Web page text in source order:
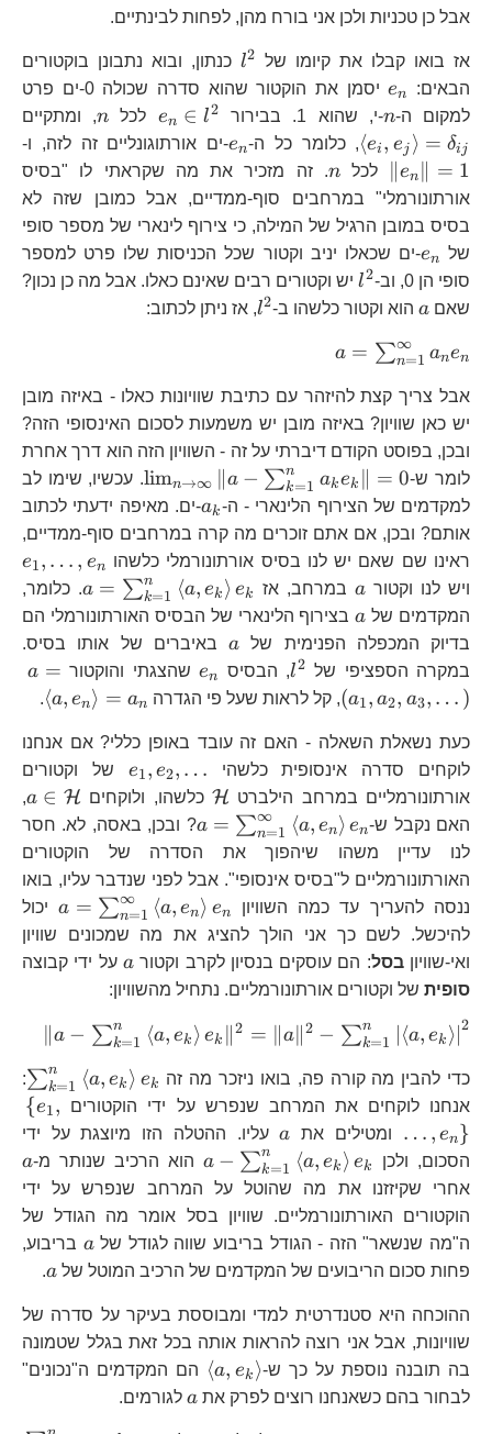
אבל כן טכניות ולכן אני בורח מהן, לפחות לבינתיים.
אז בואו קבלו את קיומו של
l^{2}
l2
כנתון, ובוא נתבונן בוקטורים
הבאים:
e_{n} en
יסמן את הוקטור שהוא סדרה שכולה 0-ים פרט
למקום ה-
n n-י, שהוא 1. בבירור
e_{n}\in
l^{2}
en ∈ l2 לכל n
n, ומתקיים
⟨ei , ej ⟩ = δij , כלומר כל ה-
e_{n}
en -ים אורתוגונליים זה לזה, ו-
∥en = 1 לכלn. זה מזכיר את מה שקראתי לו "בסיס
אורתונורמלי" במרחבים סוף-ממדיים, אבל כמובן שזה לא
בסיס במובן הרגיל של המילה, כי צירוף לינארי של מספר סופי
של
e_{n} en
-ים שכאלו יניב וקטור שכל הכניסות שלו פרט למספר
סופי הן 0, וב-
l^{2} l2 יש וקטורים רבים שאינם כאלו. אבל מה כן נכון?
שאם a הוא וקטור כלשהו ב-l^{2}
l2 , אז ניתן לכתוב:
a = ∑n=1
∞ anen
אבל צריך קצת להיזהר עם כתיבת שוויונות כאלו - באיזה מובן
יש כאן שוויון? באיזה מובן יש משמעות לסכום האינסופי הזה?
ובכן, בפוסט הקודם דיברתי על זה - השוויון הזה הוא דרך אחרת
לומר ש-
limn→∞ a − ∑k=1
n akek = 0
. עכשיו, שימו לב
למקדמים של הצירוף הלינארי - ה-
a_{k}
ak
-ים. מאיפה ידעתי לכתוב
אותם? ובכן, אם אתם זוכרים מה קרה במרחבים סוף-ממדיים,
ראינו שם שאם יש לנו בסיס אורתונורמלי כלשהו
e1, … , en
ויש לנו וקטור a aבמרחב, אז a = ∑k=1
n ⟨a, ek ⟩ ek
. כלומר,
המקדמים של
a aבצירוף הלינארי של הבסיס האורתונורמלי הם
בדיוק המכפלה הפנימית של
a
a באיברים של אותו בסיס.
במקרה הספציפי של
l^{2} l2 , הבסיסe_{n}
en שהצגתי והוקטור a =
(a1, a2, a3, … ) , קל לראות שעל פי הגדרה ⟨a, en⟩ = an
.
כעת נשאלת השאלה - האם זה עובד באופן כללי? אם אנחנו
לוקחים סדרה אינסופית כלשהי
e1, e2, …
של וקטורים
אורתונורמליים במרחב הילברט
\mathcal{H}
H כלשהו, ולוקחים a ∈ H
,
האם נקבל ש-
a = ∑n=1
∞ ⟨a, en⟩ en
? ובכן, באסה, לא. חסר
לנו עדיין משהו שיהפוך את הסדרה של הוקטורים
האורתונורמליים ל"בסיס אינסופי". אבל לפני שנדבר עליו, בואו
ננסה להעריך עד כמה השוויון
a = ∑n=1
∞ ⟨a, en⟩ en
יכול
להיכשל. לשם כך אני הולך להציג את מה שמכונים שוויון
ואי-שוויוןבסל: הם עוסקים בנסיון לקרב וקטורa
a על ידי קבוצה
סופית של וקטורים אורתונורמליים. נתחיל מהשוויון:
\|a-
a − ∑k=1
n ⟨a, ek ⟩ ek ∥2 = a∥ 2 − ∑k=1
n ⟨a, ek ⟩ 2
כדי להבין מה קורה פה, בואו ניזכר מה זה ∑k=1
n ⟨a, ek ⟩ ek
:
אנחנו לוקחים את המרחב שנפרש על ידי הוקטורים
{e1,
… , en} ומטילים את a aעליו. ההטלה הזו מיוצגת על ידי
הסכום, ולכן
a-
a,e_{k}\right\rangle
a − ∑k=1
n ⟨a, ek ⟩ ek הוא הרכיב שנותר מ-a
אחרי שקיזזנו את מה שהוטל על המרחב שנפרש על ידי
הוקטורים האורתונורמליים. שוויון בסל אומר מה הגודל של
ה"מה שנשאר" הזה - הגודל בריבוע שווה לגודל של
a
a בריבוע,
פחות סכום הריבועים של המקדמים של הרכיב המוטל של
a
a
.
ההוכחה היא סטנדרטית למדי ומבוססת בעיקר על סדרה של
שוויונות, אבל אני רוצה להראות אותה בכל זאת בגלל שטמונה
בה תובנה נוספת על כך ש-
\left\langle
a,e_{k}\right\rangle
⟨a, ek ⟩
הם המקדמים ה"נכונים"
לבחור בהם כשאנחנו רוצים לפרק את
a
a לגורמים.